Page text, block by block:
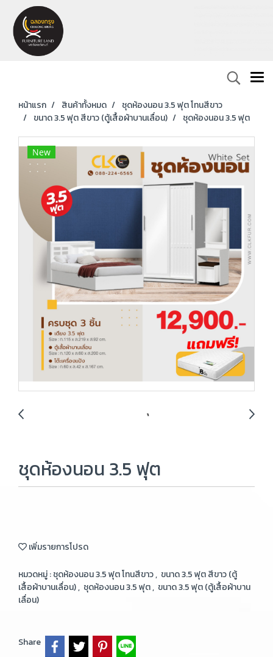
หน้าแรก สินค้าทั้งหมด
ชุดห้องนอน 3.5 ฟุต โทนสีขาว
ขนาด 3.5 ฟุต สีขาว (ตู้เสื้อผ้าบานเลื่อน)
ชุดห้องนอน 3.5 ฟุต
New
ชุดห้องนอน 3.5 ฟุต
เพิ่มรายการโปรด
หมวดหมู่ :ชุดห้องนอน 3.5 ฟุต โทนสีขาว, ขนาด 3.5 ฟุต สีขาว (ตู้
เสื้อผ้าบานเลื่อน), ชุดห้องนอน 3.5 ฟุต, ขนาด 3.5 ฟุต (ตู้เสื้อผ้าบาน
เลื่อน)
Share